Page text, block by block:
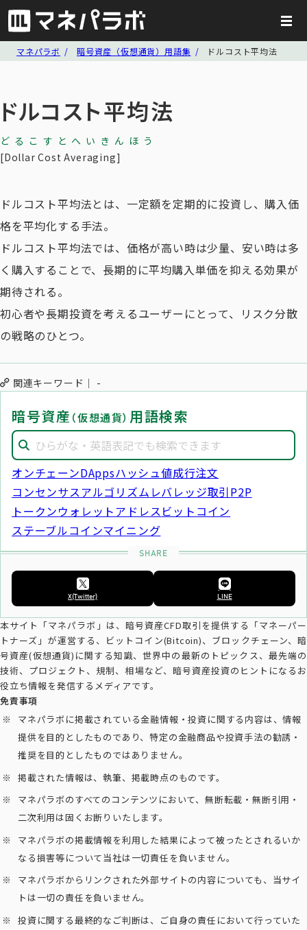
マネパラボ 暗号資産（仮想通貨）用語集 ドルコスト平均法
ドルコスト平均法
どるこすとへいきんほう
Dollar Cost Averaging
ドルコスト平均法とは、一定額を定期的に投資し、購入価
格を平均化する手法。
ドルコスト平均法では、価格が高い時は少量、安い時は多
く購入することで、長期的に平均購入単価を抑える効果が
期待される。
初心者や長期投資を考えるユーザーにとって、リスク分散
の戦略のひとつ。
関連キーワード -
暗号資産 （仮想通貨） 用語検索
オンチェーンDAppsハッシュ値成行注文
コンセンサスアルゴリズム レバレッジ取引P2P
トークンウォレットアドレスビットコイン
ステーブルコインマイニング
X(Twitter) LINE
本サイト「マネパラボ」は、暗号資産CFD取引を提供する「マネーパー
トナーズ」が運営する、ビットコイン(Bitcoin)、ブロックチェーン、暗
号資産(仮想通貨)に関する知識、世界中の最新のトピックス、最先端の
技術、プロジェクト、規制、相場など、暗号資産投資のヒントになるお
役立ち情報を発信するメディアです。
免責事項
マネパラボに掲載されている金融情報・投資に関する内容は、情報
提供を目的としたものであり、特定の金融商品や投資手法の勧誘・
推奨を目的としたものではありません。
掲載された情報は、執筆、掲載時点のものです。
マネパラボのすべてのコンテンツにおいて、無断転載・無断引用・
二次利用は固くお断りいたします。
マネパラボの掲載情報を利用した結果によって被ったとされるいか
なる損害等について当社は一切責任を負いません。
マネパラボからリンクされた外部サイトの内容についても、当サイ
トは一切の責任を負いません。
投資に関する最終的なご判断は、ご自身の責任において行っていた